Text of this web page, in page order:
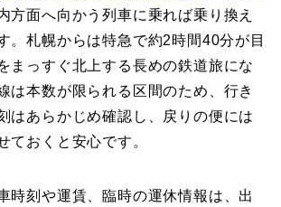
方面へ向かう列車に乗れば乗り換え
。札幌からは特急で約2時間40分が目
まっすぐ北上する長めの鉄道旅にな
は本数が限られる区間のため、行き
はあらかじめ確認し、戻りの便には
ておくと安心です。
時刻や運賃、臨時の運休情報は、出